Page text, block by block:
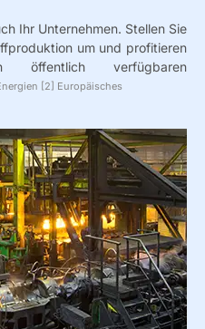
Ihr Unternehmen. Stellen Sie
um und profitieren
öffentlich verfügbaren
[2] Europäisches